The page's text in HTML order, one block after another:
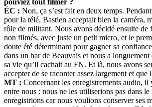
pouviez tout filmer ?
ÉC : Non, ça s’est fait en deux temps.
pour la télé, Bastien acceptait bien la caméra,
rôle de militant. Nous avons décidé ensuite de
non filmés, avec juste un petit micro, et le
doute été déterminant pour gagner sa
dans un bar de Beauvais et nous a
sa vie qu’il cachait au FN. Et là, nous avons
accepter de se raconter assez largement et que
MT : Concernant les enregistrements audio, il
entre nous : nous ne les utiliserions pas dans
enregistrions car nous voulions conserver ses